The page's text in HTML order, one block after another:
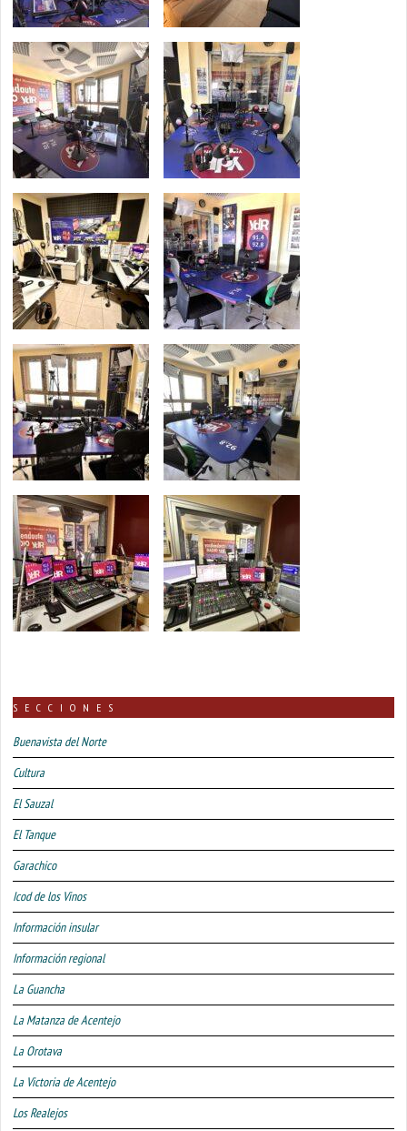
SECCIONES
Buenavista del Norte
Cultura
El Sauzal
El Tanque
Garachico
Icod de los Vinos
Información insular
Información regional
La Guancha
La Matanza de Acentejo
La Orotava
La Victoria de Acentejo
Los Realejos